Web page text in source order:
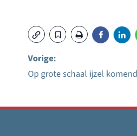
Bericht
navigatie
Vorige:
Op grote schaal ijzel